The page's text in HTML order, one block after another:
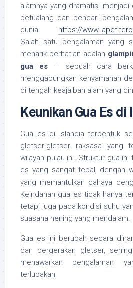
alamnya yang dramatis,
petualang dan pencari
dunia. https://
Salah satu pengalaman yang
menarik perhatian adalah
gua es — sebuah cara
menggabungkan kenyamanan
di tengah keajaiban alam yang
Keunikan Gua Es di
Gua es di Islandia terbentuk
gletser-gletser raksasa yang
wilayah pulau ini. Struktur gua
es yang sangat tebal, dengan
yang memantulkan cahaya
Keindahan gua es tidak hanya
tetapi juga pada kondisi suhu
suasana hening yang mendalam.
Gua es ini berubah secara
dan pergerakan gletser,
menawarkan pengalaman
terlupakan.